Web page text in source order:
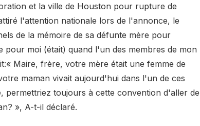
et la ville de Houston pour rupture de
l'attention nationale lors de l'annonce, le
de la mémoire de sa défunte mère pour
pour moi (était) quand l'un des membres de mon
Maire, frère, votre mère était une femme de
maman vivait aujourd'hui dans l'un de ces
permettriez toujours à cette convention d'aller de
», A-t-il déclaré.